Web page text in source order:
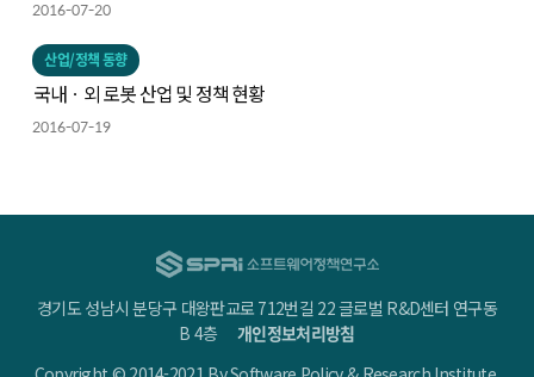
2016-07-20
산업/정책 동향
국내ㆍ외 로봇 산업 및 정책 현황
2016-07-19
경기도 성남시 분당구 대왕판교로 712번길 22 글로벌 R&D센터 연구동
B 4층개인정보처리방침